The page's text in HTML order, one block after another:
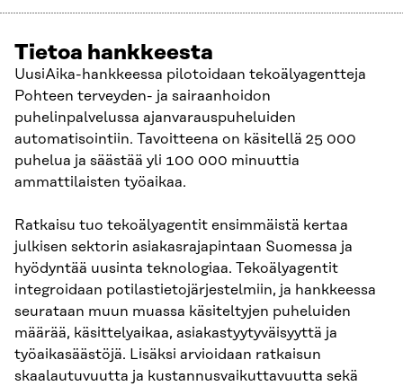
Tietoa hankkeesta
UusiAika-hankkeessa pilotoidaan tekoälyagentteja
Pohteen terveyden- ja sairaanhoidon
puhelinpalvelussa ajanvarauspuheluiden
automatisointiin. Tavoitteena on käsitellä 25 000
puhelua ja säästää yli 100 000 minuuttia
ammattilaisten työaikaa.
Ratkaisu tuo tekoälyagentit ensimmäistä kertaa
julkisen sektorin asiakasrajapintaan Suomessa ja
hyödyntää uusinta teknologiaa. Tekoälyagentit
integroidaan potilastietojärjestelmiin, ja hankkeessa
seurataan muun muassa käsiteltyjen puheluiden
määrää, käsittelyaikaa, asiakastyytyväisyyttä ja
työaikasäästöjä. Lisäksi arvioidaan ratkaisun
skaalautuvuutta ja kustannusvaikuttavuutta sekä